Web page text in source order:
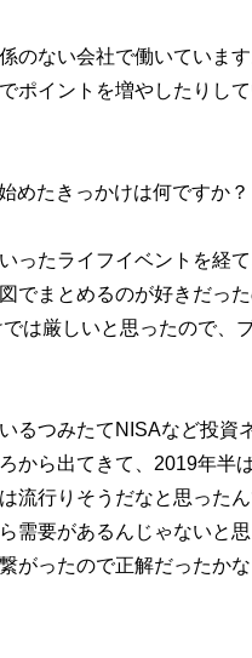
のない会社で働いていま
ポイントを増やしたりし
めたきっかけは何ですか？
ったライフイベントを経
でまとめるのが好きだっ
は厳しいと思ったので、
るつみたてNISAなど投資
から出てきて、2019年半
流行りそうだなと思った
需要があるんじゃないと
がったので正解だったかな